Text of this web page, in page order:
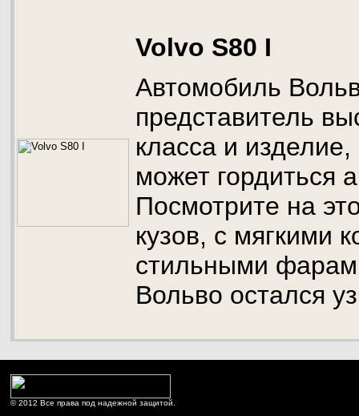
Volvo S80 I
Автомобиль
представитель
класса и
может гордиться
Посмотрите на
кузов, с мягкими
стильными
Вольво остался
© 2012 Все права под надежной защитой.